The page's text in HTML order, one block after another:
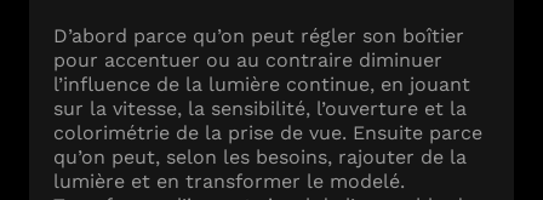
D’abord parce qu’on peut régler son boîtier
pour accentuer ou au contraire diminuer
l’influence de la lumière continue, en jouant
sur la vitesse, la sensibilité, l’ouverture et la
colorimétrie de la prise de vue. Ensuite parce
qu’on peut, selon les besoins, rajouter de la
lumière et en transformer le modelé.